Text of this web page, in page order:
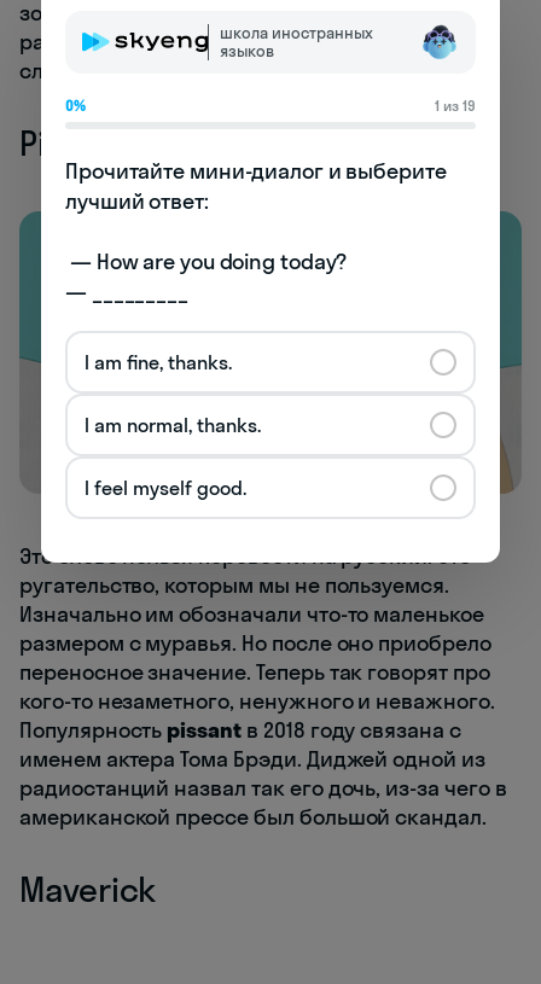
золотое?). Пользователи интернета пытались
разобрать, какое имя все-таки звучит, — одни
слышали
Pissant
Это слово нельзя перевести на русский. Это
ругательство, которым мы не пользуемся.
Изначально им обозначали что-то маленькое
размером с муравья. Но после оно приобрело
переносное значение. Теперь так говорят про
кого-то незаметного, ненужного и неважного.
Популярность pissant в 2018 году связана с
именем актера Тома Брэди. Диджей одной из
радиостанций назвал так его дочь, из-за чего в
американской прессе был большой скандал.
Maverick
школа иностранных
языков
0% 1 из 19
Прочитайте мини-диалог и выберите
лучший ответ:
— _________
I am fine, thanks.
I am normal, thanks.
I feel myself good.